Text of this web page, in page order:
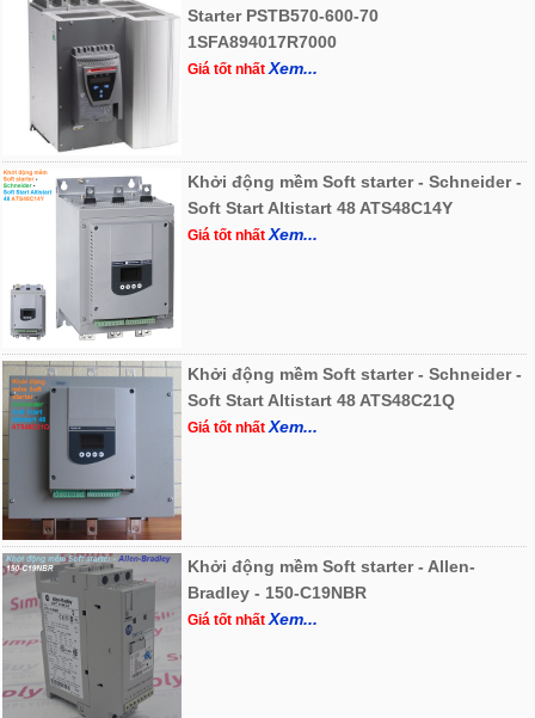
Starter PSTB570-600-70
1SFA894017R7000
Giá tốt nhấtXem...
Khởi động mềm Soft starter - Schneider -
Soft Start Altistart 48 ATS48C14Y
Giá tốt nhấtXem...
Khởi động mềm Soft starter - Schneider -
Soft Start Altistart 48 ATS48C21Q
Giá tốt nhấtXem...
Khởi động mềm Soft starter - Allen-
Bradley - 150-C19NBR
Giá tốt nhấtXem...